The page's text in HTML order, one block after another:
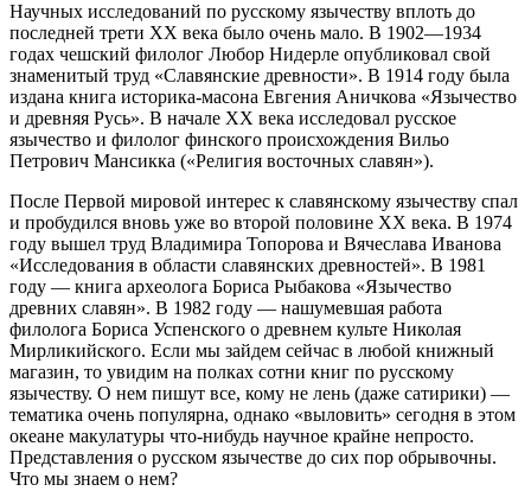
Научных исследований по русскому язычеству вплоть до
последней трети XX века было очень мало. В 1902—1934
годах чешский филолог Любор Нидерле опубликовал свой
знаменитый труд «Славянские древности». В 1914 году была
издана книга историка-масона Евгения Аничкова «Язычество
и древняя Русь». В начале XX века исследовал русское
язычество и филолог финского происхождения Вильо
Петрович Мансикка («Религия восточных славян»).
После Первой мировой интерес к славянскому язычеству спал
и пробудился вновь уже во второй половине XX века. В 1974
году вышел труд Владимира Топорова и Вячеслава Иванова
«Исследования в области славянских древностей». В 1981
году — книга археолога Бориса Рыбакова «Язычество
древних славян». В 1982 году — нашумевшая работа
филолога Бориса Успенского о древнем культе Николая
Мирликийского. Если мы зайдем сейчас в любой книжный
магазин, то увидим на полках сотни книг по русскому
язычеству. О нем пишут все, кому не лень (даже сатирики) —
тематика очень популярна, однако «выловить» сегодня в этом
океане макулатуры что-нибудь научное крайне непросто.
Представления о русском язычестве до сих пор обрывочны.
Что мы знаем о нем?